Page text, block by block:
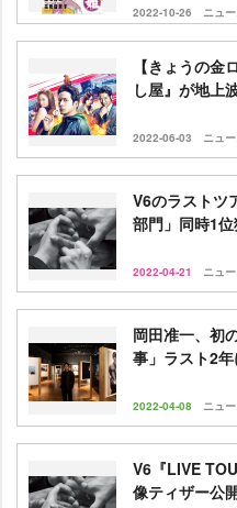
2022-10-26 ニュ
【きょうの金
し屋』が地上
2022-06-03 ニュ
V6のラストツ
部門」同時1位
2022-04-21 ニュ
岡田准一、初
事」ラスト2
2022-04-08 ニュ
V6『LIVE
像ティザー公